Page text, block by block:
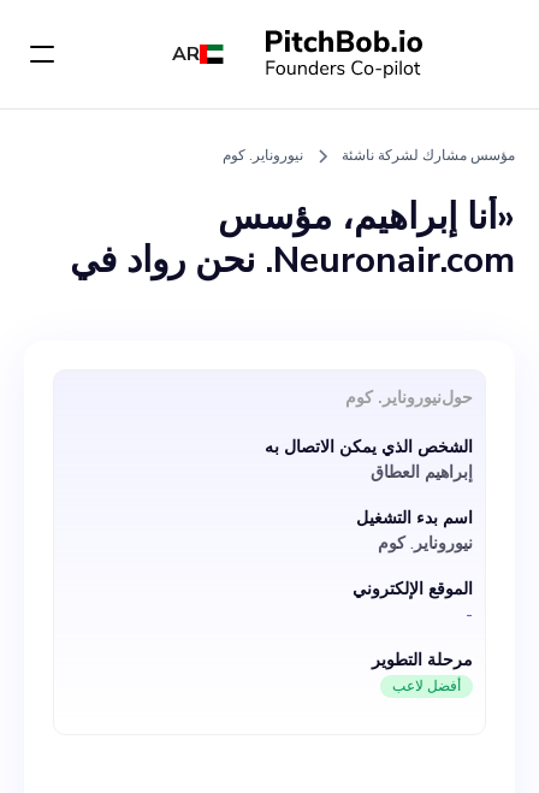
AR
مؤسس مشارك لشركة ناشئة نيوروناير. كوم
«أنا إبراهيم، مؤسس
Neuronair.com. نحن رواد في
بتسليم الطرود ورسوم الأمتعة
المفرطة. تستفيد منصتنا من تقنية
الذكاء الاصطناعي المتقدمة،
وتربط الشاحنين الذين يحتاجون
إلى خدمات توصيل ميسورة
التكلفة وموثوقة، والمسافرين
بسعة الأمتعة غير المستخدمة.
إضافة إلى ذلك، نعد بمكافآت
حولنيوروناير. كوم
الشخص الذي يمكن الاتصال به
إبراهيم العطاق
اسم بدء التشغيل
نيوروناير. كوم
الموقع الإلكتروني
-
مرحلة التطوير
أفضل لاعب